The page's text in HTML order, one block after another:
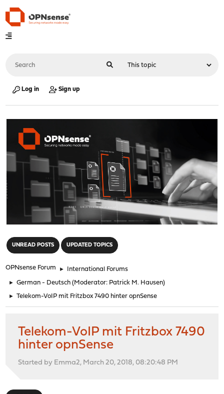
Log in Sign up
UNREAD POSTS UPDATED TOPICS
OPNsense Forum ► International Forums
► German - Deutsch (Moderator: Patrick M. Hausen)
► Telekom-VoIP mit Fritzbox 7490 hinter opnSense
Telekom-VoIP mit Fritzbox 7490
hinter opnSense
Started by Emma2, March 20, 2018, 08:20:48 PM